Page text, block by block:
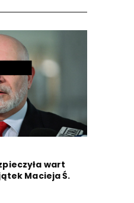
wart
Macieja Ś.